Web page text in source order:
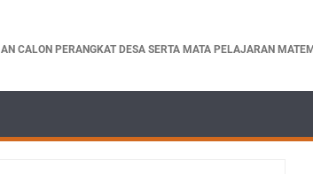
CALON PERANGKAT DESA SERTA MATA PELAJARAN